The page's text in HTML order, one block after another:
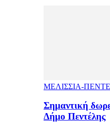
ΜΕΛΙΣΣΙΑ-
Σημαντική
Δήμο Πεντέλης